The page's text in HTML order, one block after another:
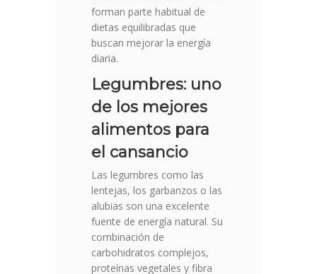
forman parte habitual de
dietas equilibradas que
buscan mejorar la energía
diaria.
Legumbres: uno
de los mejores
alimentos para
el cansancio
Las legumbres como las
lentejas, los garbanzos o las
alubias son una excelente
fuente de energía natural. Su
combinación de
carbohidratos complejos,
proteínas vegetales y fibra